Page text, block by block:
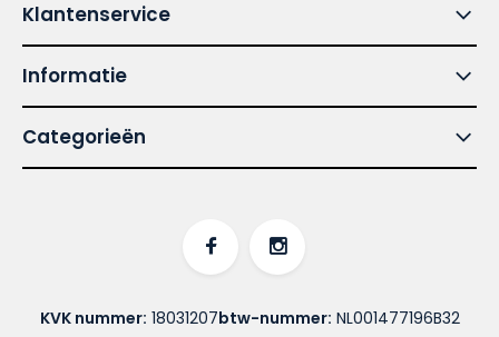
Klantenservice
Informatie
Categorieën
KVK nummer: 18031207btw-nummer: NL001477196B32